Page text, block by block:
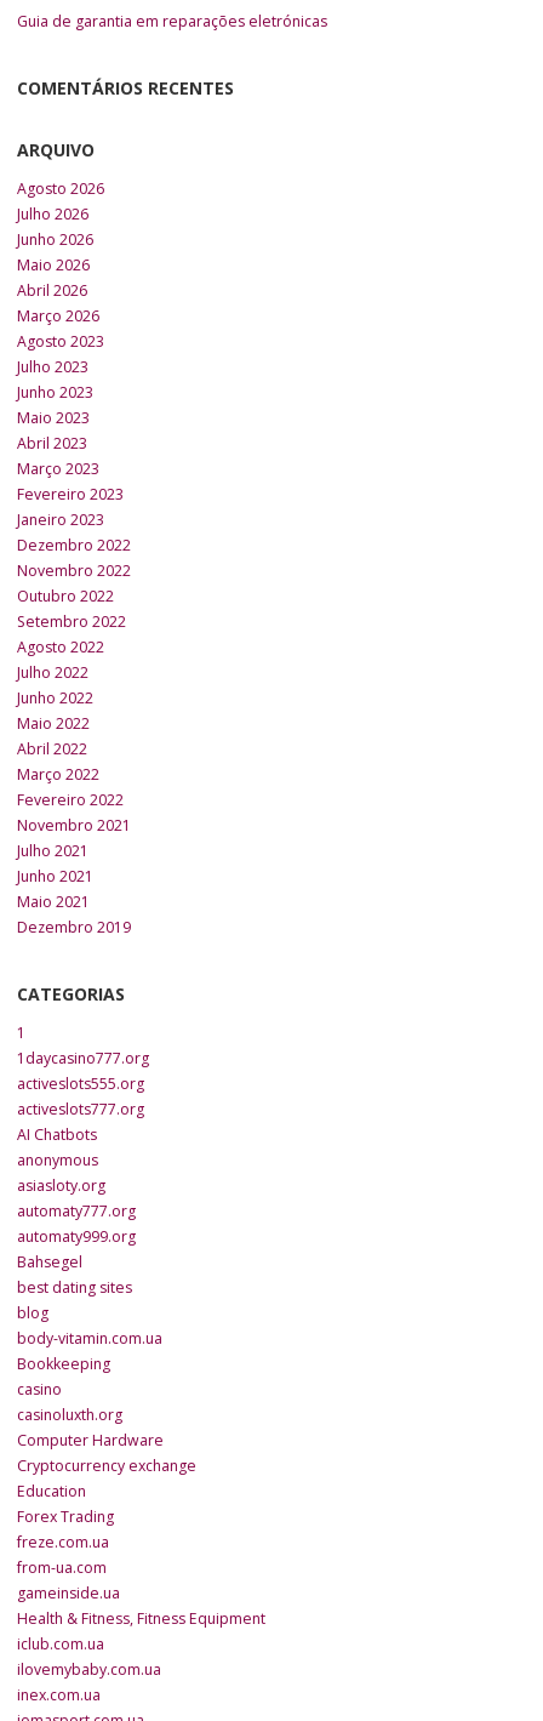
Guia de garantia em reparações eletrónicas
COMENTÁRIOS RECENTES
ARQUIVO
Agosto 2026
Julho 2026
Junho 2026
Maio 2026
Abril 2026
Março 2026
Agosto 2023
Julho 2023
Junho 2023
Maio 2023
Abril 2023
Março 2023
Fevereiro 2023
Janeiro 2023
Dezembro 2022
Novembro 2022
Outubro 2022
Setembro 2022
Agosto 2022
Julho 2022
Junho 2022
Maio 2022
Abril 2022
Março 2022
Fevereiro 2022
Novembro 2021
Julho 2021
Junho 2021
Maio 2021
Dezembro 2019
CATEGORIAS
1
1daycasino777.org
activeslots555.org
activeslots777.org
AI Chatbots
anonymous
asiasloty.org
automaty777.org
automaty999.org
Bahsegel
best dating sites
blog
body-vitamin.com.ua
Bookkeeping
casino
casinoluxth.org
Computer Hardware
Cryptocurrency exchange
Education
Forex Trading
freze.com.ua
from-ua.com
gameinside.ua
Health & Fitness, Fitness Equipment
iclub.com.ua
ilovemybaby.com.ua
inex.com.ua